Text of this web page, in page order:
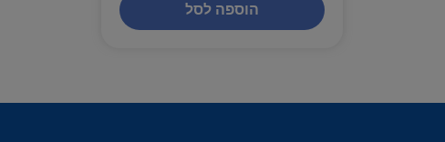
הוספה לסל